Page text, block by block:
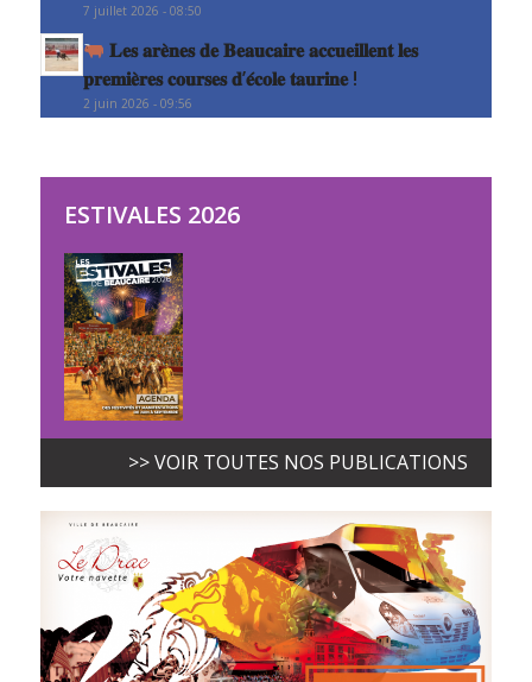
7 juillet 2026 - 08:50
𝐋𝐞𝐬 𝐚𝐫𝐞̀𝐧𝐞𝐬 𝐝𝐞 𝐁𝐞𝐚𝐮𝐜𝐚𝐢𝐫𝐞 𝐚𝐜𝐜𝐮𝐞𝐢𝐥𝐥𝐞𝐧𝐭 𝐥𝐞𝐬
𝐩𝐫𝐞𝐦𝐢𝐞̀𝐫𝐞𝐬 𝐜𝐨𝐮𝐫𝐬𝐞𝐬 𝐝’𝐞́𝐜𝐨𝐥𝐞 𝐭𝐚𝐮𝐫𝐢𝐧𝐞 !
2 juin 2026 - 09:56
ESTIVALES 2026
>> VOIR TOUTES NOS PUBLICATIONS